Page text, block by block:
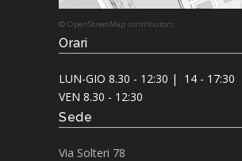
© OpenStreetMap contributors
Orari
LUN-GIO 8.30 - 12:30 | 14 - 17:30
VEN 8.30 - 12:30
Sede
Via Solteri 78